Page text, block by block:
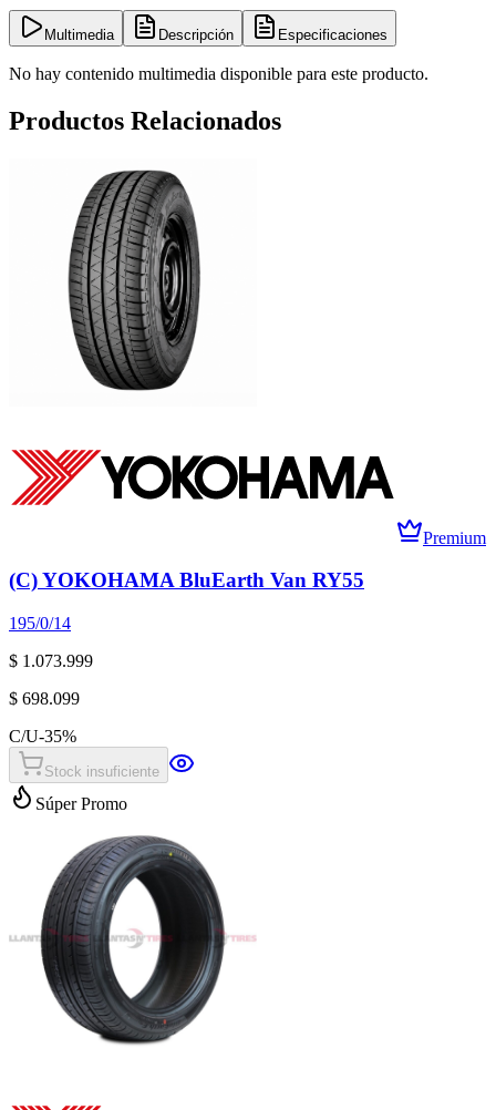
Multimedia Descripción Especificaciones
No hay contenido multimedia disponible para este producto.
Productos Relacionados
Premium
(C) YOKOHAMA BluEarth Van RY55
195/0/14
$ 1.073.999
$ 698.099
C/U-35%
Stock insuficiente
Súper Promo